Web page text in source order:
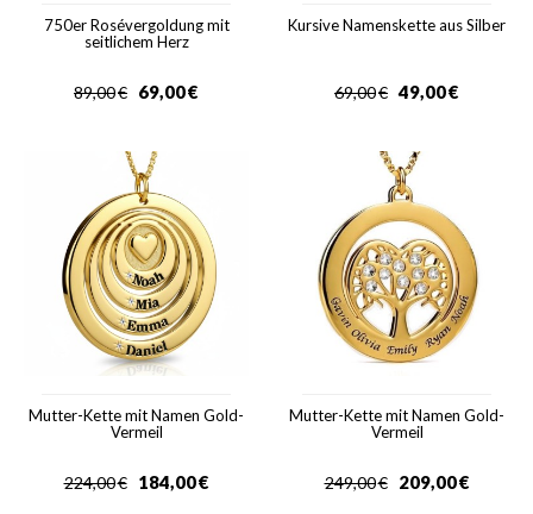
750er Rosévergoldung mit
seitlichem Herz
€
89,00 €
69,00
Kursive Namenskette aus Silber
€
69,00 €
49,00
Mutter-Kette mit Namen Gold-
Vermeil
€
224,00 €
184,00
Mutter-Kette mit Namen Gold-
Vermeil
€
249,00 €
209,00